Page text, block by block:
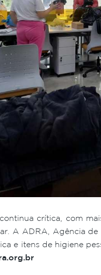
crítica, com
A ADRA, Agência
e itens de higiene